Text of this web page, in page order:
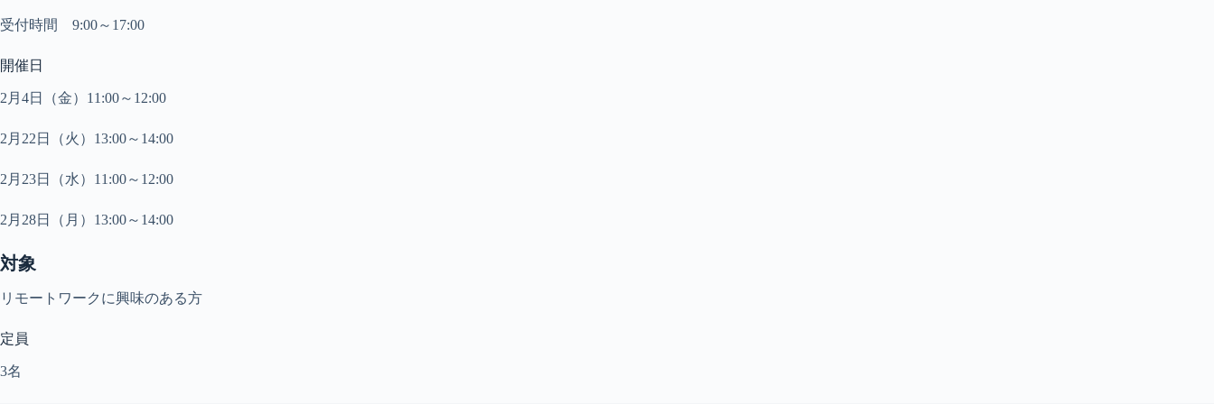
受付時間 9:00～17:00
開催日
2月4日（金）11:00～12:00
2月22日（火）13:00～14:00
2月23日（水）11:00～12:00
2月28日（月）13:00～14:00
対象
リモートワークに興味のある方
定員
3名